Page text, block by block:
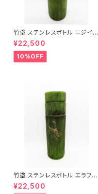
竹塗 ステンレスボトル ニジイロ
クワガタ｜漆加飾ステンレスボ
トル
¥22,500
10%OFF
竹塗 ステンレスボトル エラフス
ホソアカクワガタ｜漆加飾ステ
ンレスボトル
¥22,500